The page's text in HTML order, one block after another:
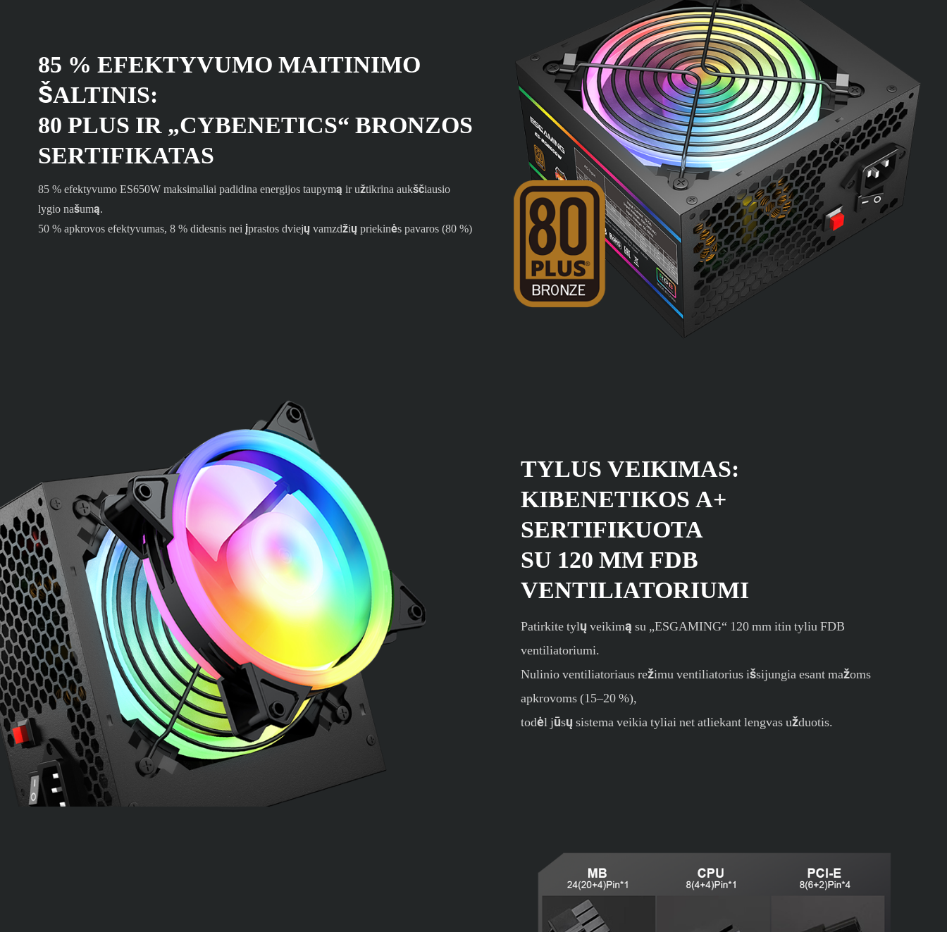
85 % EFEKTYVUMO MAITINIMO
ŠALTINIS:
80 PLUS IR „CYBENETICS“ BRONZOS
SERTIFIKATAS
85 % efektyvumo ES650W maksimaliai padidina energijos taupymą ir užtikrina aukščiausio
lygio našumą.
50 % apkrovos efektyvumas, 8 % didesnis nei įprastos dviejų vamzdžių priekinės pavaros (80 %)
TYLUS VEIKIMAS:
KIBENETIKOS A+
SERTIFIKUOTA
SU 120 MM FDB
VENTILIATORIUMI
Patirkite tylų veikimą su „ESGAMING“ 120 mm itin tyliu FDB
ventiliatoriumi.
Nulinio ventiliatoriaus režimu ventiliatorius išsijungia esant mažoms
apkrovoms (15–20 %),
todėl jūsų sistema veikia tyliai net atliekant lengvas užduotis.